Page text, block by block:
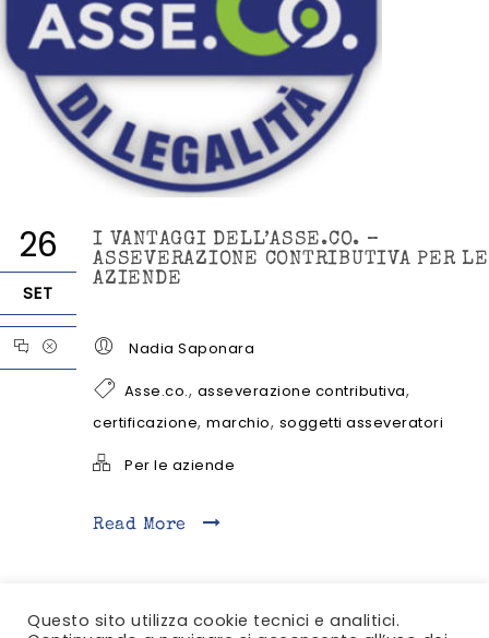
26
SET
I VANTAGGI DELL’ASSE.CO. –
ASSEVERAZIONE CONTRIBUTIVA PER LE
AZIENDE
Nadia Saponara
Asse.co., asseverazione contributiva,
certificazione, marchio, soggetti asseveratori
Per le aziende
Read More
Questo sito utilizza cookie tecnici e analitici.